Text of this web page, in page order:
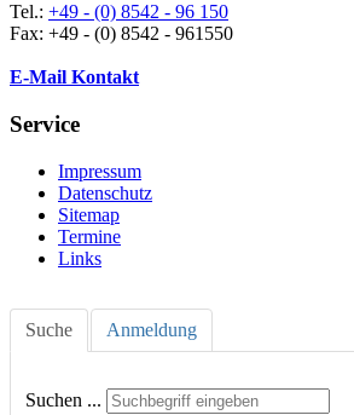
Tel.: +49 - (0) 8542 - 96 150
Fax: +49 - (0) 8542 - 961550
E-Mail Kontakt
Service
Impressum
Datenschutz
Sitemap
Termine
Links
Suche Anmeldung
Suchen ...